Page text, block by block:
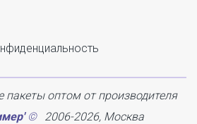
оптом от производителя
©
   2006-2026, Москва